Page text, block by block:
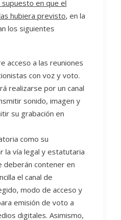
supuesto en que el
hubiera previsto, en la
los siguientes
acceso a las reuniones
con voz y voto.
realizarse por un canal
sonido, imagen y
su grabación en
como su
la vía legal y estatutaria
deberán contener en
el canal de
modo de acceso y
emisión de voto a
digitales. Asimismo,